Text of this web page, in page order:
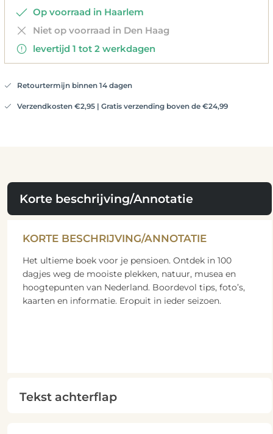
Op voorraad in Haarlem
Niet op voorraad in Den Haag
levertijd 1 tot 2 werkdagen
Retourtermijn binnen 14 dagen
Verzendkosten €2,95 | Gratis verzending boven de €24,99
Korte beschrijving/Annotatie
KORTE BESCHRIJVING/ANNOTATIE
Het ultieme boek voor je pensioen. Ontdek in 100
dagjes weg de mooiste plekken, natuur, musea en
hoogtepunten van Nederland. Boordevol tips, foto’s,
kaarten en informatie. Eropuit in ieder seizoen.
Tekst achterflap